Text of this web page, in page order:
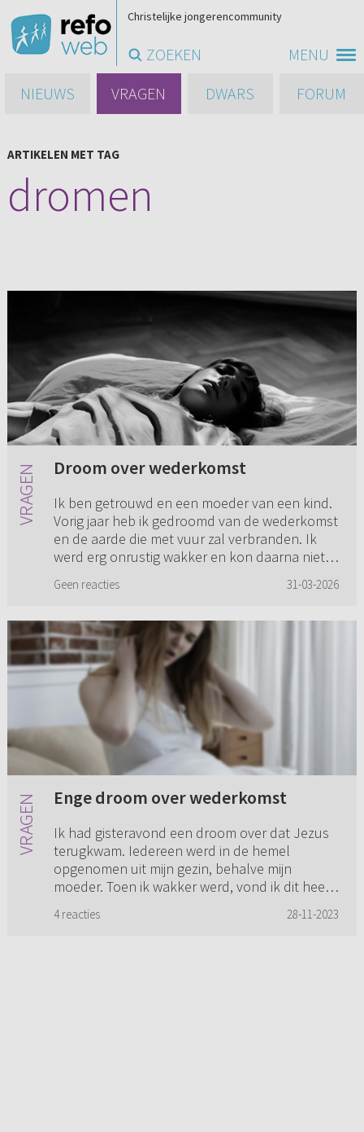
MENU
Christelijke jongerencommunity
ZOEKEN
NIEUWS
VRAGEN DWARS FORUM
ARTIKELEN MET TAG
dromen
Droom over wederkomst
Ik ben getrouwd en een moeder van een kind.
Vorig jaar heb ik gedroomd van de wederkomst
en de aarde die met vuur zal verbranden. Ik
werd erg onrustig wakker en kon daarna niet
Geen reacties 31-03-2026
Enge droom over wederkomst
Ik had gisteravond een droom over dat Jezus
terugkwam. Iedereen werd in de hemel
opgenomen uit mijn gezin, behalve mijn
moeder. Toen ik wakker werd, vond ik dit heel
4 reacties 28-11-2023